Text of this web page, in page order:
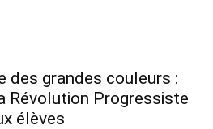
des grandes couleurs :
Révolution Progressiste
élèves